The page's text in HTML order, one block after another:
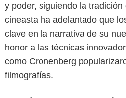
y poder, siguiendo la
cineasta ha adelantado que
clave en la narrativa de su
honor a las técnicas
como Cronenberg
filmografías.